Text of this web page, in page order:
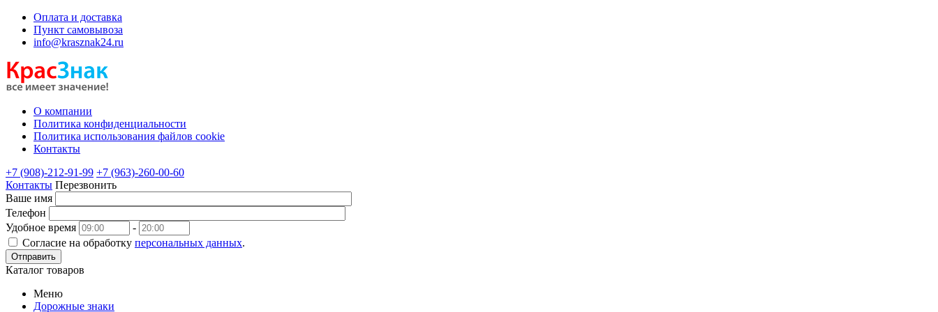
Оплата и доставка
Пункт самовывоза
info@krasznak24.ru
О компании
Политика конфиденциальности
Политика использования файлов cookie
Контакты
+7 (908)-212-91-99 +7 (963)-260-00-60
Контакты Перезвонить
Ваше имя
Телефон
Удобное время
-
Согласие на обработку персональных данных.
Отправить
Каталог товаров
Меню
Дорожные знаки